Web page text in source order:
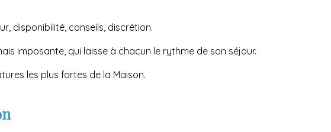
disponibilité, conseils, discrétion.
imposante, qui laisse à chacun le rythme de son séjour.
les plus fortes de la Maison.